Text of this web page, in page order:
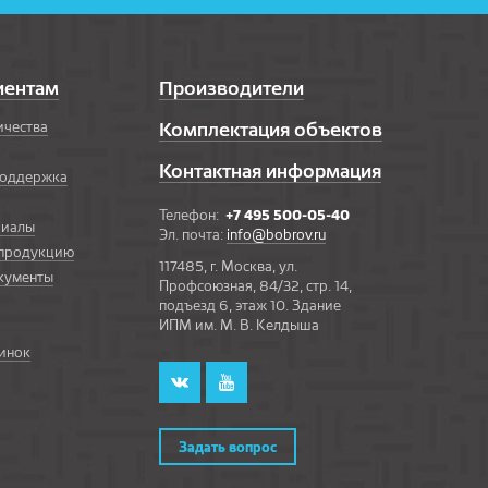
Производители
Комплектация объектов
Контактная информация
Телефон:+7 495 500-05-40
Эл. почта: info@bobrov.ru
117485, г. Москва, ул.
Профсоюзная, 84/32, стр. 14,
подъезд 6, этаж 10. Здание
ИПМ им. М. В. Келдыша
Задать вопрос